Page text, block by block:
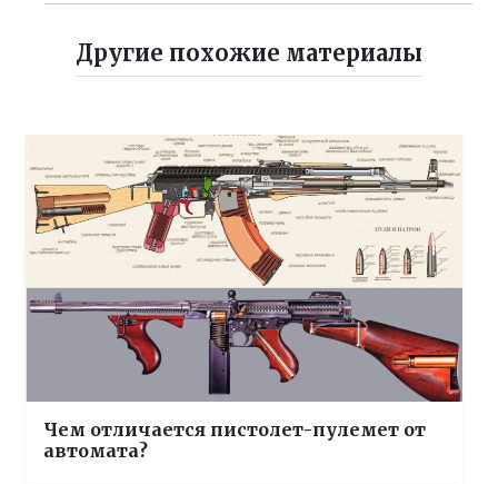
Другие похожие материалы
Чем отличается пистолет-пулемет от
автомата?